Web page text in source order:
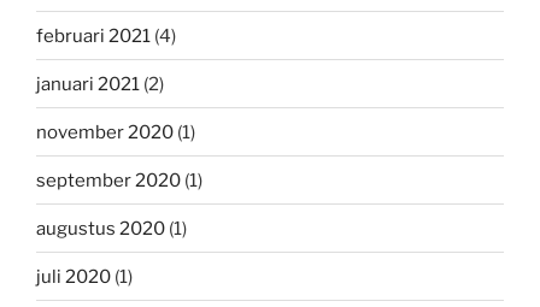
februari 2021 (4)
januari 2021 (2)
november 2020 (1)
september 2020 (1)
augustus 2020 (1)
juli 2020 (1)